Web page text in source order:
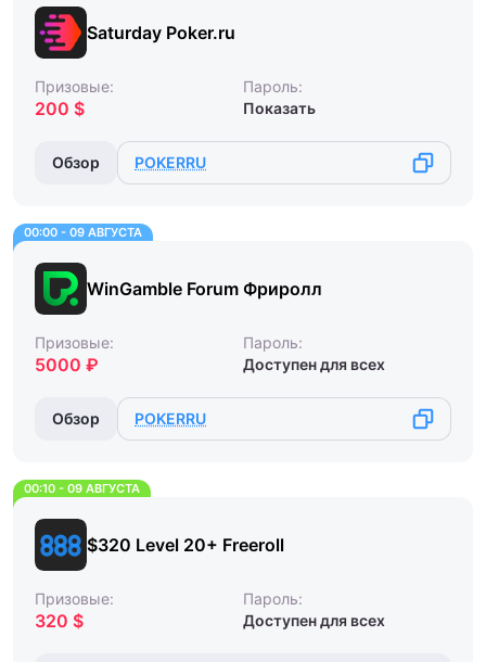
Saturday Poker.ru
Призовые:
200 $
Пароль:
Показать
Обзор POKERRU
00:00 - 09 АВГУСТА
WinGamble Forum Фриролл
Призовые:
5000 ₽
Пароль:
Доступен для всех
Обзор POKERRU
00:10 - 09 АВГУСТА
$320 Level 20+ Freeroll
Призовые:
320 $
Пароль:
Доступен для всех